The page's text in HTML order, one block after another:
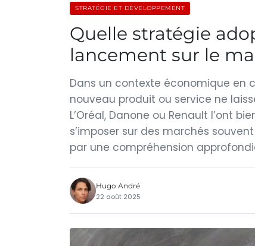
STRATÉGIE ET DÉVELOPPEMENT
Quelle stratégie
lancement sur le
Dans un contexte économique en
nouveau produit ou service ne
L’Oréal, Danone ou Renault l’ont
s’imposer sur des marchés
par une compréhension
Hugo André
22 août 2025